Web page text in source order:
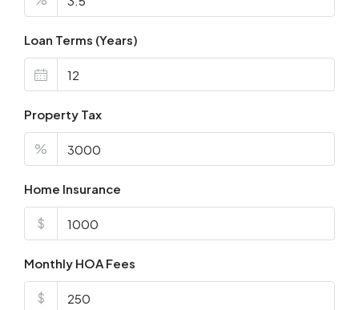
Loan Terms (Years)
Property Tax
%
Home Insurance
$
Monthly HOA Fees
$